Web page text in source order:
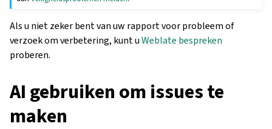
Als u niet zeker bent van uw rapport voor probleem of
verzoek om verbetering, kunt uWeblate bespreken
proberen.
AI gebruiken om issues te
maken